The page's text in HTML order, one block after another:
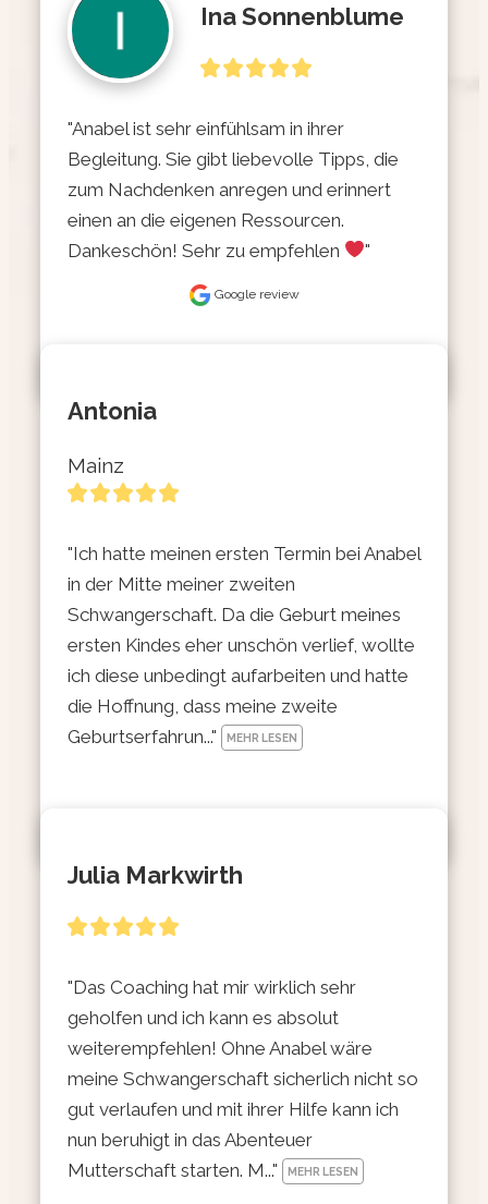
Ina Sonnenblume
"Anabel ist sehr einfühlsam in ihrer
Begleitung. Sie gibt liebevolle Tipps, die
zum Nachdenken anregen und erinnert
einen an die eigenen Ressourcen.
Dankeschön! Sehr zu empfehlen
"
Google review
Antonia
Mainz
"Ich hatte meinen ersten Termin bei Anabel
in der Mitte meiner zweiten
Schwangerschaft. Da die Geburt meines
ersten Kindes eher unschön verlief, wollte
ich diese unbedingt aufarbeiten und hatte
die Hoffnung, dass meine zweite
Geburtserfahrun..."
MEHR LESEN
Julia Markwirth
"Das Coaching hat mir wirklich sehr
geholfen und ich kann es absolut
weiterempfehlen! Ohne Anabel wäre
meine Schwangerschaft sicherlich nicht so
gut verlaufen und mit ihrer Hilfe kann ich
nun beruhigt in das Abenteuer
Mutterschaft starten. M..."
MEHR LESEN